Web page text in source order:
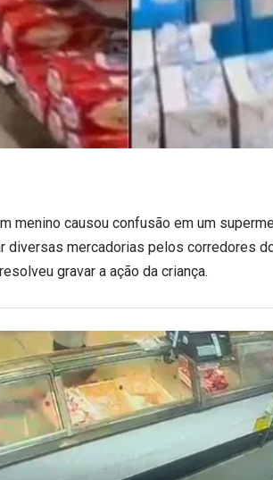
menino causou confusão em um
diversas mercadorias pelos corredores
gravar a ação da criança.